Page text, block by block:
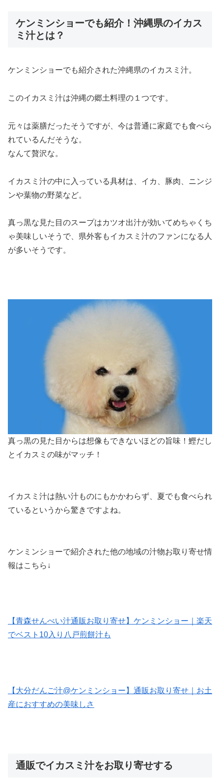
ケンミンショーでも紹介！沖縄県のイカス
ミ汁とは？
ケンミンショーでも紹介された沖縄県のイカスミ汁。
このイカスミ汁は沖縄の郷土料理の１つです。
元々は薬膳だったそうですが、今は普通に家庭でも食べら
れている んだそうな。
なんて贅沢な。
イカスミ汁の中に入っている具材は、イカ、豚肉、ニンジ
ンや葉物の野菜など。
真っ黒な見た目のスープはカツオ出汁が効いてめちゃくち
ゃ美味しいそうで、県外客もイカスミ汁のファンになる人
が多いそうです。
真っ黒の見た目からは想像もできないほどの旨味！鰹だし
とイカスミの味がマッチ！
イカスミ汁は熱い汁ものにもかかわらず、夏でも食べられ
ているというから驚きですよね。
ケンミンショーで紹介された他の地域の汁物お取り寄せ情
報はこちら↓
【青森せんべい汁通販お取り寄せ】ケンミンショー｜楽天
でベスト10入り八戸煎餅汁も
【大分だんご汁@ケンミンショー】通販お取り寄せ｜お土
産におすすめの美味しさ
通販でイカスミ汁をお取り寄せする